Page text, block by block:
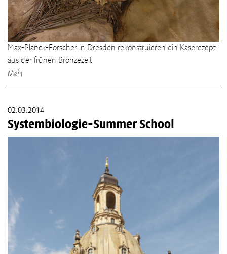
Max-Planck-Forscher in Dresden rekonstruieren ein Käserezept
aus der frühen Bronzezeit
Mehr
02.03.2014
Systembiologie-Summer School